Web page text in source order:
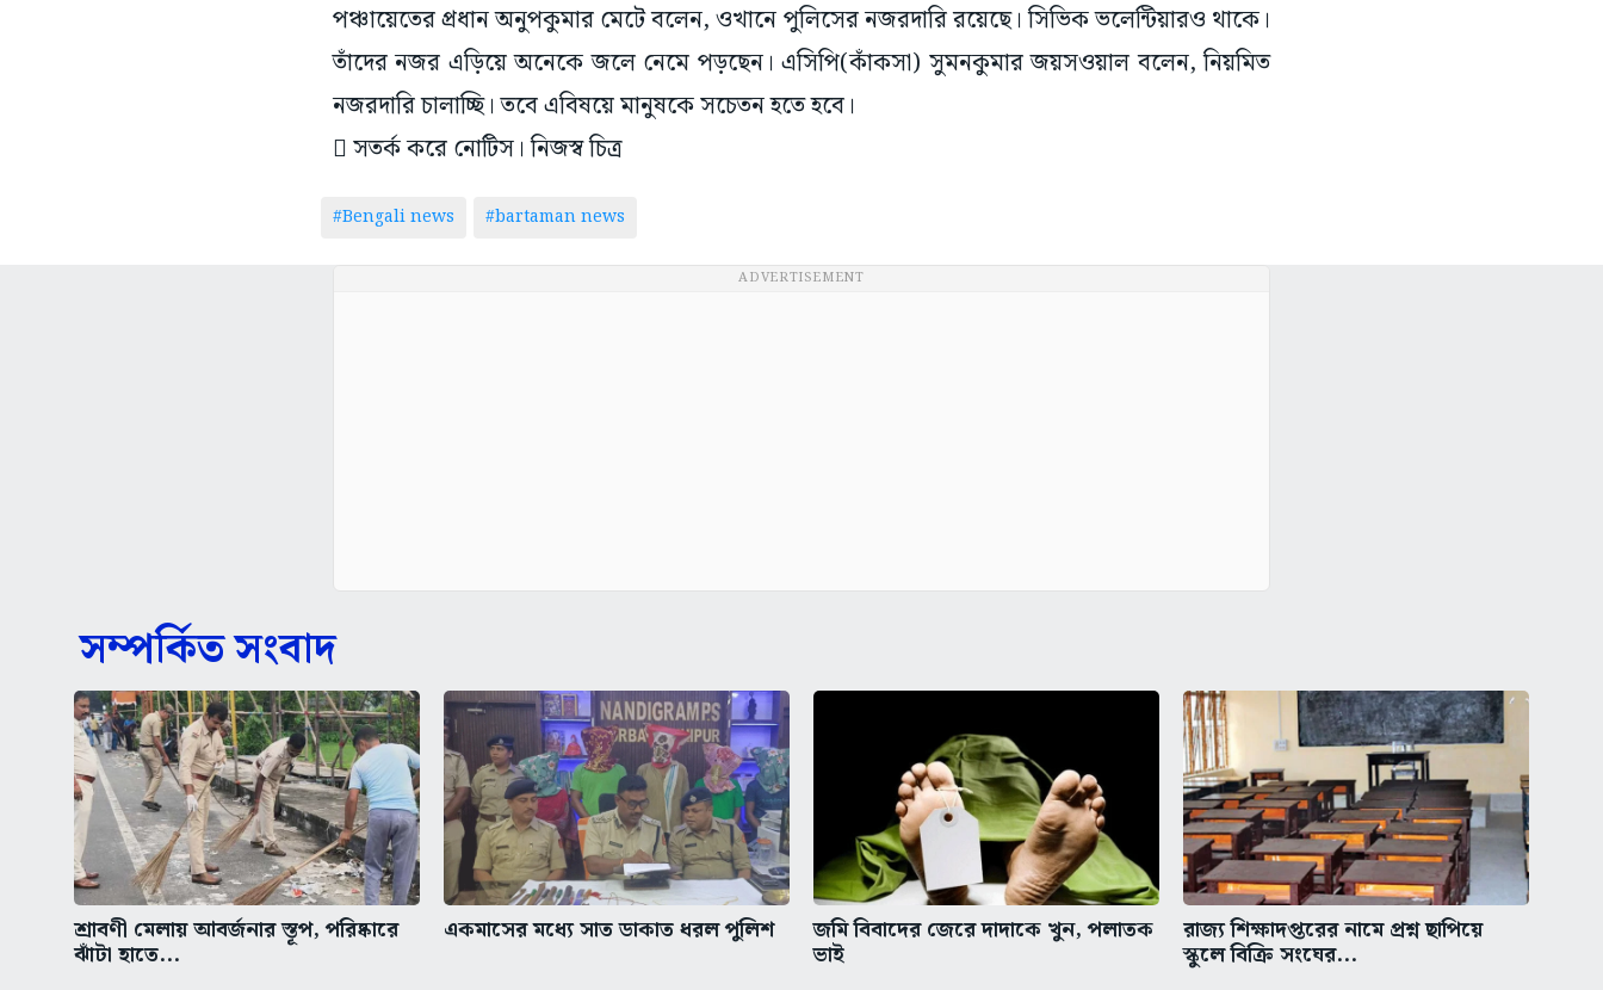
পঞ্চায়েতের প্রধান অনুপকুমার মেটে বলেন, ওখানে পুলিসের নজরদারি রয়েছে। সিভিক ভলেন্টিয়ারও থাকে।
তাঁদের নজর এড়িয়ে অনেকে জলে নেমে পড়ছেন। এসিপি(কাঁকসা) সুমনকুমার জয়সওয়াল বলেন, নিয়মিত
নজরদারি চালাচ্ছি। তবে এবিষয়ে মানুষকে সচেতন হতে হবে।
 সতর্ক করে নোটিস। নিজস্ব চিত্র
#Bengali news #bartaman news
ADVERTISEMENT
সম্পর্কিত সংবাদ
শ্রাবণী মেলায় আবর্জনার স্তূপ, পরিষ্কারে
ঝাঁটা হাতে...
একমাসের মধ্যে সাত ডাকাত ধরল পুলিশ জমি বিবাদের জেরে দাদাকে খুন, পলাতক
ভাই
রাজ্য শিক্ষাদপ্তরের নামে প্রশ্ন ছাপিয়ে
স্কুলে বিক্রি সংঘের...